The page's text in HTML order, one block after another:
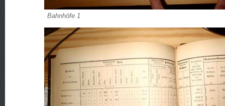
Bahnhöfe 1